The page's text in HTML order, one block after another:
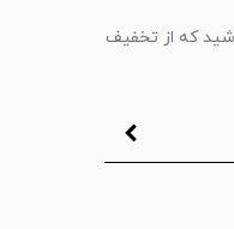
که از تخفیف